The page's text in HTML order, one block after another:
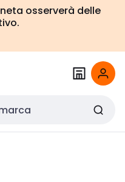
osserverà delle